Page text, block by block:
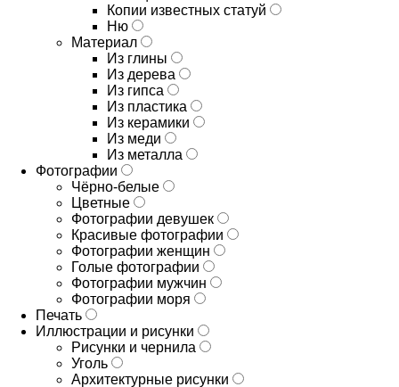
Копии известных статуй
Ню
Материал
Из глины
Из дерева
Из гипса
Из пластика
Из керамики
Из меди
Из металла
Фотографии
Чёрно-белые
Цветные
Фотографии девушек
Красивые фотографии
Фотографии женщин
Голые фотографии
Фотографии мужчин
Фотографии моря
Печать
Иллюстрации и рисунки
Рисунки и чернила
Уголь
Архитектурные рисунки